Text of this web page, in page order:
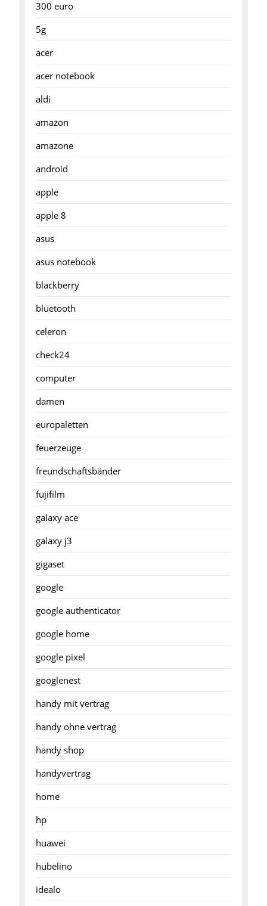
300 euro
5g
acer
acer notebook
aldi
amazon
amazone
android
apple
apple 8
asus
asus notebook
blackberry
bluetooth
celeron
check24
computer
damen
europaletten
feuerzeuge
freundschaftsbänder
fujifilm
galaxy ace
galaxy j3
gigaset
google
google authenticator
google home
google pixel
googlenest
handy mit vertrag
handy ohne vertrag
handy shop
handyvertrag
home
hp
huawei
hubelino
idealo